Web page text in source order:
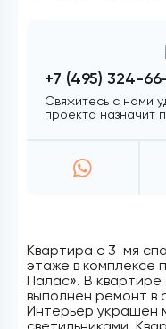
Квартира с 3-мя
этаже в комплексе
Палас». В
выполнен ремонт в
Интерьер украшен
+7 (495) 324-
Свяжитесь с нами
проекта назначит